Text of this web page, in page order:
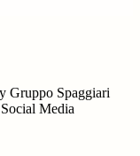
Gruppo Spaggiari
Media